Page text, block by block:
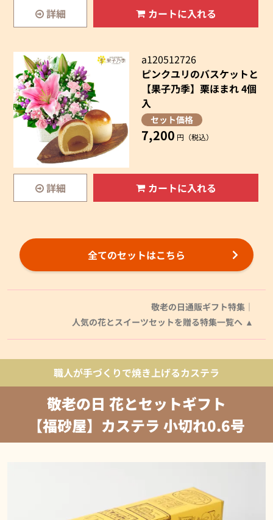
詳細 カートに入れる
a120512726
ピンクユリのバスケットと
【果子乃季】栗ほまれ 4個
入
セット価格
7,200 円（税込）
詳細 カートに入れる
全てのセットはこちら
敬老の日通販ギフト特集｜
人気の花とスイーツセットを贈る特集一覧へ
職人が手づくりで焼き上げるカステラ
敬老の日 花とセットギフト
【福砂屋】カステラ 小切れ0.6号